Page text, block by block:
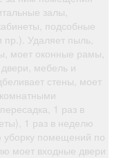
Погода
залы,
подсобные
Удаляет пыль,
моет оконные рамы,
мебель и
стены, моет
1 раз в
1 раз в неделю
уборку помещений по
моет входные двери